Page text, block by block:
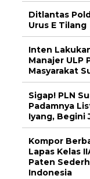
Ditlantas
Urus E Tilang
Inten
Manajer ULP
Masyarakat
Sigap! PLN
Padamnya
Iyang, Begini
Kompor
Lapas Kelas
Paten
Indonesia